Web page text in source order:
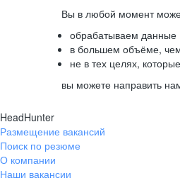
Вы в любой момент
обрабатываем данные
в большем объёме,
не в тех целях,
вы можете направить
HeadHunter
Размещение вакансий
Поиск по резюме
О компании
Наши вакансии